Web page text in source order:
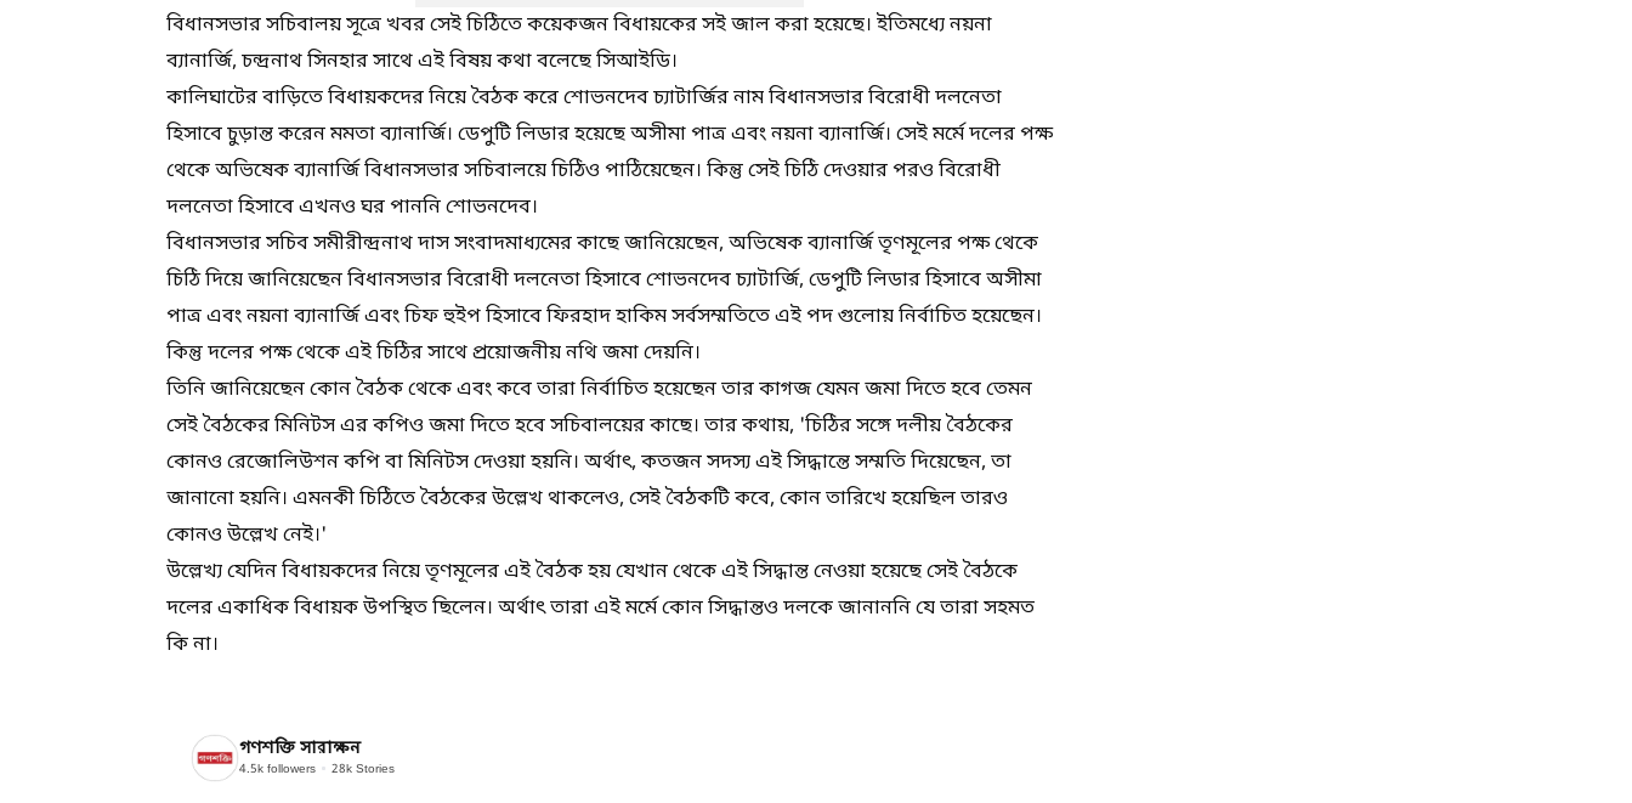
বিধানসভার সচিবালয় সূত্রে খবর সেই চিঠিতে কয়েকজন বিধায়কের সই জাল করা হয়েছে। ইতিমধ্যে নয়না
ব্যানার্জি, চন্দ্রনাথ সিনহার সাথে এই বিষয় কথা বলেছে সিআইডি।
কালিঘাটের বাড়িতে বিধায়কদের নিয়ে বৈঠক করে শোভনদেব চ্যাটার্জির নাম বিধানসভার বিরোধী দলনেতা
হিসাবে চুড়ান্ত করেন মমতা ব্যানার্জি। ডেপুটি লিডার হয়েছে অসীমা পাত্র এবং নয়না ব্যানার্জি। সেই মর্মে দলের পক্ষ
থেকে অভিষেক ব্যানার্জি বিধানসভার সচিবালয়ে চিঠিও পাঠিয়েছেন। কিন্তু সেই চিঠি দেওয়ার পরও বিরোধী
দলনেতা হিসাবে এখনও ঘর পাননি শোভনদেব।
বিধানসভার সচিব সমীরীন্দ্রনাথ দাস সংবাদমাধ্যমের কাছে জানিয়েছেন, অভিষেক ব্যানার্জি তৃণমূলের পক্ষ থেকে
চিঠি দিয়ে জানিয়েছেন বিধানসভার বিরোধী দলনেতা হিসাবে শোভনদেব চ্যাটার্জি, ডেপুটি লিডার হিসাবে অসীমা
পাত্র এবং নয়না ব্যানার্জি এবং চিফ হুইপ হিসাবে ফিরহাদ হাকিম সর্বসম্মতিতে এই পদ গুলোয় নির্বাচিত হয়েছেন।
কিন্তু দলের পক্ষ থেকে এই চিঠির সাথে প্রয়োজনীয় নথি জমা দেয়নি।
তিনি জানিয়েছেন কোন বৈঠক থেকে এবং কবে তারা নির্বাচিত হয়েছেন তার কাগজ যেমন জমা দিতে হবে তেমন
সেই বৈঠকের মিনিটস এর কপিও জমা দিতে হবে সচিবালয়ের কাছে। তার কথায়, 'চিঠির সঙ্গে দলীয় বৈঠকের
কোনও রেজোলিউশন কপি বা মিনিটস দেওয়া হয়নি। অর্থাৎ, কতজন সদস্য এই সিদ্ধান্তে সম্মতি দিয়েছেন, তা
জানানো হয়নি। এমনকী চিঠিতে বৈঠকের উল্লেখ থাকলেও, সেই বৈঠকটি কবে, কোন তারিখে হয়েছিল তারও
কোনও উল্লেখ নেই।'
উল্লেখ্য যেদিন বিধায়কদের নিয়ে তৃণমূলের এই বৈঠক হয় যেখান থেকে এই সিদ্ধান্ত নেওয়া হয়েছে সেই বৈঠকে
দলের একাধিক বিধায়ক উপস্থিত ছিলেন। অর্থাৎ তারা এই মর্মে কোন সিদ্ধান্তও দলকে জানাননি যে তারা সহমত
কি না।
গণশক্তি সারাক্ষন
4.5k followers 28k Stories